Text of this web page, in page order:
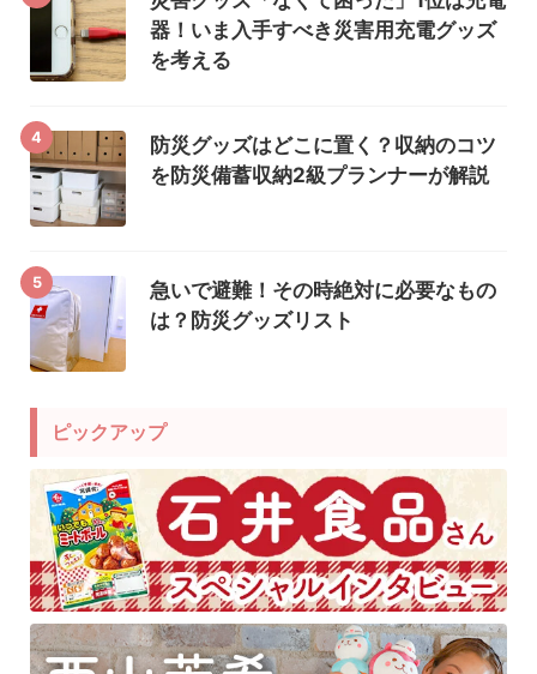
器！いま入手すべき災害用充電グッズ
を考える
4
防災グッズはどこに置く？収納のコツ
を防災備蓄収納2級プランナーが解説
5
急いで避難！その時絶対に必要なもの
は？防災グッズリスト
ピックアップ